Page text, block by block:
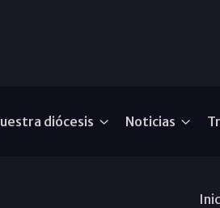
diócesis Noticias